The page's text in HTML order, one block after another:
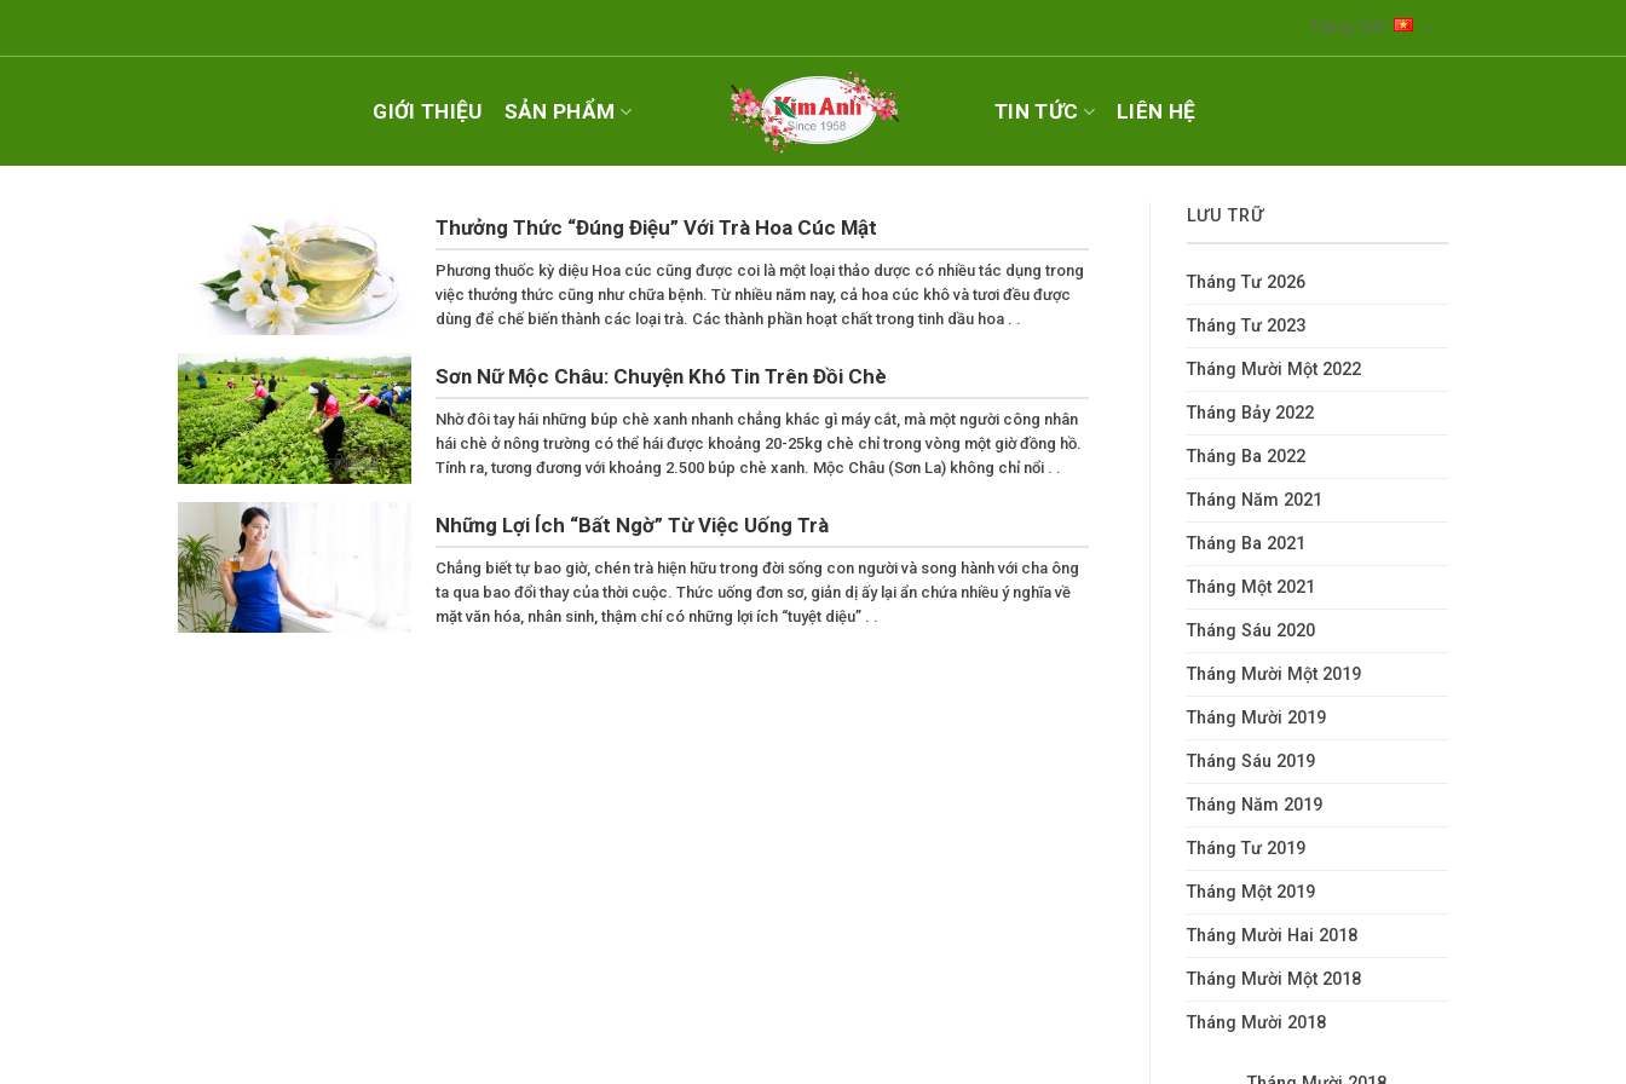
Tiếng Việt
GIỚI THIỆU SẢN PHẨM TIN TỨC LIÊN HỆ
Thưởng Thức “Đúng Điệu” Với Trà Hoa Cúc Mật
Phương thuốc kỳ diệu Hoa cúc cũng được coi là một loại thảo dược có nhiều tác dụng trong
việc thưởng thức cũng như chữa bệnh. Từ nhiều năm nay, cả hoa cúc khô và tươi đều được
dùng để chế biến thành các loại trà. Các thành phần hoạt chất trong tinh dầu hoa . .
Sơn Nữ Mộc Châu: Chuyện Khó Tin Trên Đồi Chè
Nhờ đôi tay hái những búp chè xanh nhanh chẳng khác gì máy cắt, mà một người công nhân
hái chè ở nông trường có thể hái được khoảng 20-25kg chè chỉ trong vòng một giờ đồng hồ.
Tính ra, tương đương với khoảng 2.500 búp chè xanh. Mộc Châu (Sơn La) không chỉ nổi . .
Những Lợi Ích “Bất Ngờ” Từ Việc Uống Trà
Chẳng biết tự bao giờ, chén trà hiện hữu trong đời sống con người và song hành với cha ông
ta qua bao đổi thay của thời cuộc. Thức uống đơn sơ, giản dị ấy lại ẩn chứa nhiều ý nghĩa về
mặt văn hóa, nhân sinh, thậm chí có những lợi ích “tuyệt diệu” . .
LƯU TRỮ
Tháng Tư 2026
Tháng Tư 2023
Tháng Mười Một 2022
Tháng Bảy 2022
Tháng Ba 2022
Tháng Năm 2021
Tháng Ba 2021
Tháng Một 2021
Tháng Sáu 2020
Tháng Mười Một 2019
Tháng Mười 2019
Tháng Sáu 2019
Tháng Năm 2019
Tháng Tư 2019
Tháng Một 2019
Tháng Mười Hai 2018
Tháng Mười Một 2018
Tháng Mười 2018